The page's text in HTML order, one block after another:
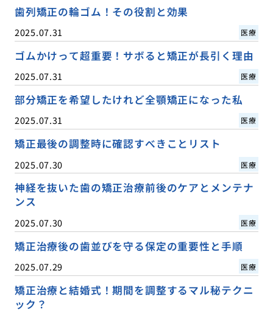
歯列矯正の輪ゴム！その役割と効果
2025.07.31 医療
ゴムかけって超重要！サボると矯正が長引く理由
2025.07.31 医療
部分矯正を希望したけれど全顎矯正になった私
2025.07.31 医療
矯正最後の調整時に確認すべきことリスト
2025.07.30 医療
神経を抜いた歯の矯正治療前後のケアとメンテナ
ンス
2025.07.30 医療
矯正治療後の歯並びを守る保定の重要性と手順
2025.07.29 医療
矯正治療と結婚式！期間を調整するマル秘テクニ
ック？